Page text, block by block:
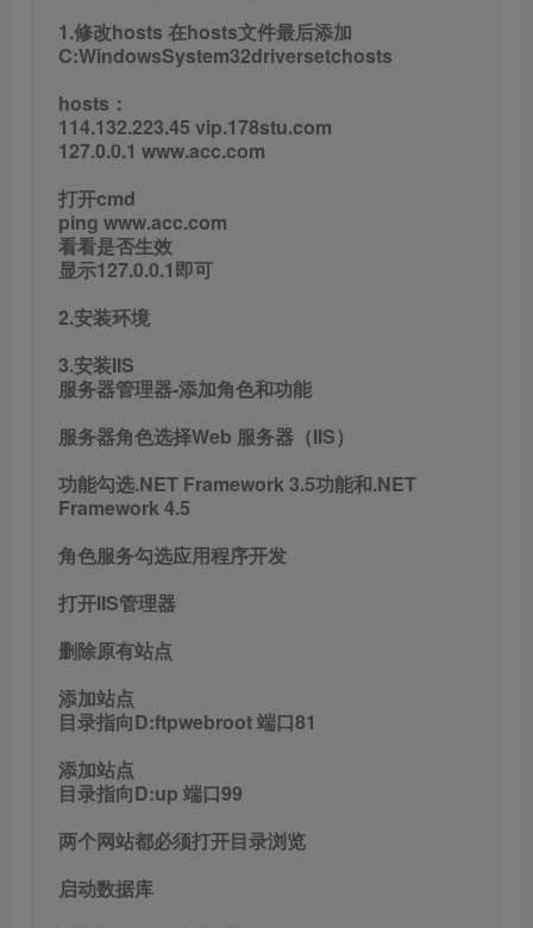
1.修改hosts 在hosts文件最后添加
C:WindowsSystem32driversetchosts
hosts：
114.132.223.45 vip.178stu.com
127.0.0.1 www.acc.com
打开cmd
ping www.acc.com
看看是否生效
显示127.0.0.1即可
2.安装环境
3.安装IIS
服务器管理器-添加角色和功能
服务器角色选择Web 服务器（IIS）
功能勾选.NET Framework 3.5功能和.NET
Framework 4.5
角色服务勾选应用程序开发
打开IIS管理器
删除原有站点
添加站点
目录指向D:ftpwebroot 端口81
添加站点
目录指向D:up 端口99
两个网站都必须打开目录浏览
启动数据库